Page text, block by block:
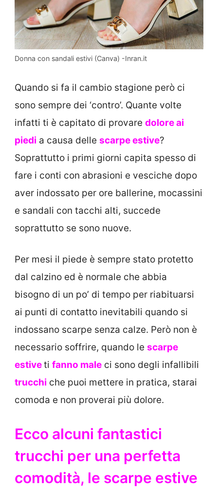
Donna con sandali estivi (Canva) -Inran.it
Quando si fa il cambio stagione però ci
sono sempre dei ‘contro’. Quante volte
infatti ti è capitato di provare dolore ai
piedi a causa delle scarpe estive?
Soprattutto i primi giorni capita spesso di
fare i conti con abrasioni e vesciche dopo
aver indossato per ore ballerine, mocassini
e sandali con tacchi alti, succede
soprattutto se sono nuove.
Per mesi il piede è sempre stato protetto
dal calzino ed è normale che abbia
bisogno di un po’ di tempo per riabituarsi
ai punti di contatto inevitabili quando si
indossano scarpe senza calze. Però non è
necessario soffrire, quando le scarpe
estiveti fanno male ci sono degli infallibili
trucchi che puoi mettere in pratica, starai
comoda e non proverai più dolore.
Ecco alcuni fantastici
trucchi per una perfetta
comodità, le scarpe estive